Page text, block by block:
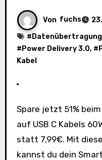
Von fuchs
# Datenübertragung
# Power Delivery 3.0, #
Kabel
Spare jetzt 51% beim Kauf des UGREEN USB C
auf USB C Kabels
statt 7,99€. Mit
kannst du dein